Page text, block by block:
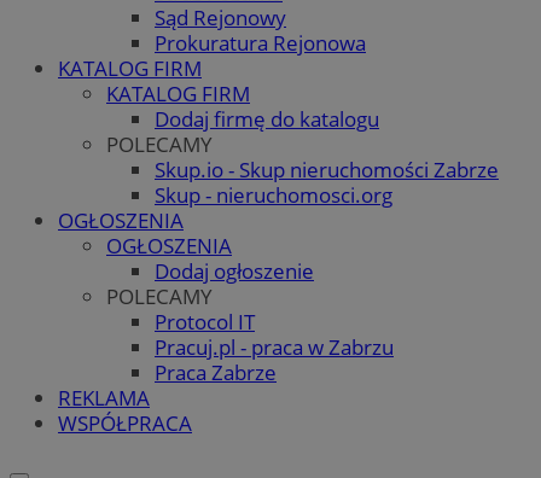
Sąd Rejonowy
Prokuratura Rejonowa
KATALOG FIRM
KATALOG FIRM
Dodaj firmę do katalogu
POLECAMY
Skup.io - Skup nieruchomości Zabrze
Skup - nieruchomosci.org
OGŁOSZENIA
OGŁOSZENIA
Dodaj ogłoszenie
POLECAMY
Protocol IT
Pracuj.pl - praca w Zabrzu
Praca Zabrze
REKLAMA
WSPÓŁPRACA